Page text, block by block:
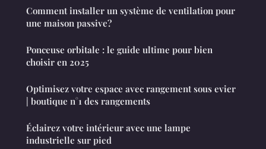
Comment installer un système de ventilation pour
une maison passive?
Ponceuse orbitale : le guide ultime pour bien
choisir en 2025
Optimisez votre espace avec rangement sous evier
| boutique n°1 des rangements
Éclairez votre intérieur avec une lampe
industrielle sur pied